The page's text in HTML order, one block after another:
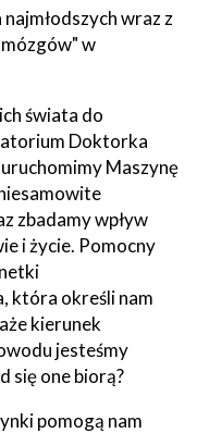
wraz z
w
świata do
Doktorka
Maszynę
zbadamy wpływ
i życie. Pomocny
która określi nam
kierunek
jesteśmy
się one biorą?
pomogą nam